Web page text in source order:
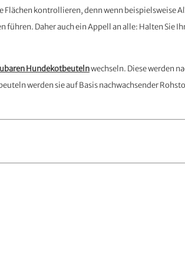
Flächen kontrollieren, denn wenn beispielsweise
Daher auch ein Appell an alle: Halten Sie
Hundekotbeutelnwechseln. Diese werden
werden sie auf Basis nachwachsender